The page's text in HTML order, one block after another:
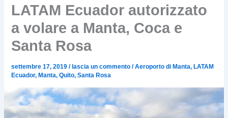
LATAM Ecuador autorizzato
a volare a Manta, Coca e
Santa Rosa
settembre 17, 2019/ lascia un commento /Aeroporto di Manta, LATAM
Ecuador, Manta,Quito,Santa Rosa